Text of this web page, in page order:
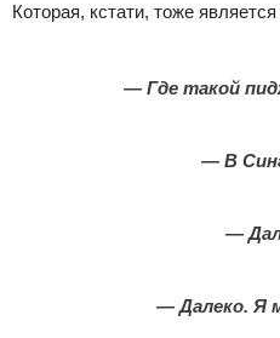
Которая, кстати, тоже
— Где такой
— В
—
— Далеко. Я